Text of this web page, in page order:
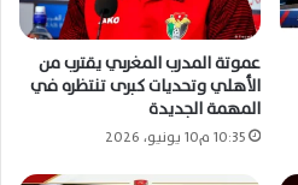
عموتة المدرب المغربي يقترب من
الأهلي وتحديات كبرى تنتظره في
المهمة الجديدة
10:35 م10 يونيو، 2026